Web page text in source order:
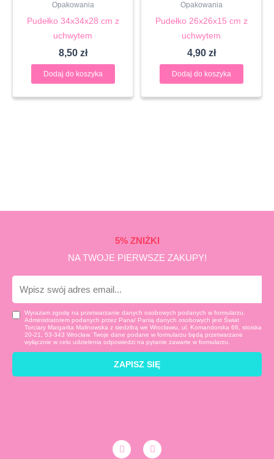
Opakowania
Pudełko 34x34x28 cm z
uchwytem
8,50 zł
Dodaj do koszyka
Opakowania
Pudełko 26x26x15 cm z
uchwytem
4,90 zł
Dodaj do koszyka
5% ZNIŻKI
NA TWOJE PIERWSZE ZAKUPY!
Wyrażam zgodę na przetwarzanie danych osobowych podanych w formularzu.
Administratorem podanych przez Pana/ Panią danych osobowych jest Świat
Torciary Margarita Malinowska z siedzibą we Wrocławiu, ul. Komandorska 66, stoiska
20-21, 53-343 Wrocław. Twoje dane podane w formularzu będą przetwarzane
wyłącznie w celu udzielenia odpowiedzi na pytanie zawarte w formularzu.
ZAPISZ SIĘ
F
a
I
n